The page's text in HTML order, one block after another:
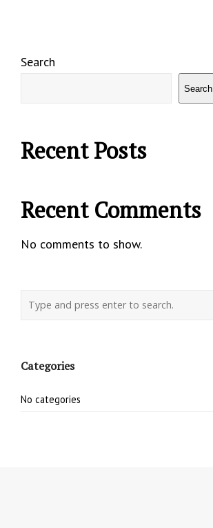
Search
Search
Recent Posts
Recent Comments
No comments to show.
Categories
No categories